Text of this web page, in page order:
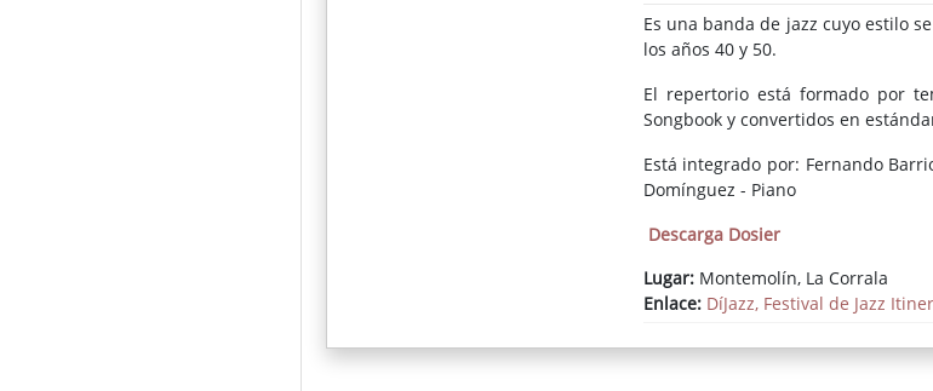
Es una banda de jazz cuyo estilo
los años 40 y 50.
El repertorio está formado por
Songbook y convertidos en
Está integrado por: Fernando
Domínguez - Piano
Descarga Dosier
Lugar:Montemolín, La Corrala
Enlace: DíJazz, Festival de Jazz